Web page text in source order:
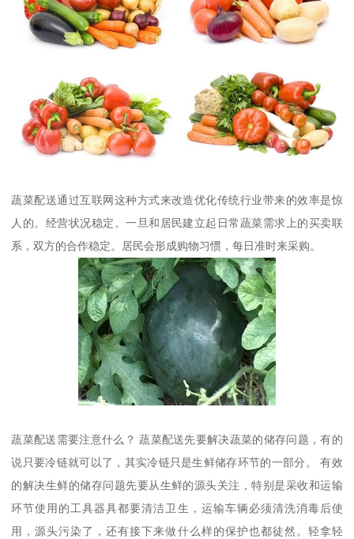
蔬菜配送通过互联网这种方式来改造优化传统行业带来的效率是惊
人的。经营状况稳定。一旦和居民建立起日常蔬菜需求上的买卖联
系，双方的合作稳定。居民会形成购物习惯，每日准时来采购。
蔬菜配送需要注意什么？ 蔬菜配送先要解决蔬菜的储存问题，有的
说只要冷链就可以了，其实冷链只是生鲜储存环节的一部分。 有效
的解决生鲜的储存问题先要从生鲜的源头关注，特别是采收和运输
环节使用的工具器具都要清洁卫生，运输车辆必须清洗消毒后使
用，源头污染了，还有接下来做什么样的保护也都徒然。轻拿轻